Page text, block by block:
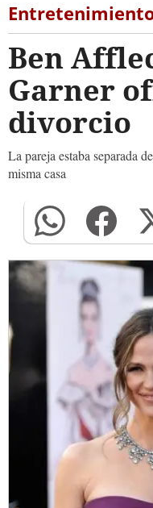
Ben
Garner
divorcio
La pareja estaba separada
misma casa